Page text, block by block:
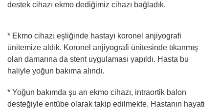
destek cihazı ekmo dediğimiz cihazı bağladık.
* Ekmo cihazı eşliğinde hastayı koronel anjiyografi
ünitemize aldık. Koronel anjiyografi ünitesinde tıkanmış
olan damarına da stent uygulaması yapıldı. Hasta bu
haliyle yoğun bakıma alındı.
* Yoğun bakımda şu an ekmo cihazı, intraortik balon
desteğiyle entübe olarak takip edilmekte. Hastanın hayati